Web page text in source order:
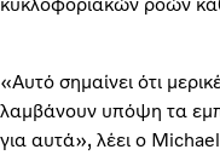
«Αυτό σημαίνει ότι
λαμβάνουν υπόψη τα
για αυτά», λέει ο